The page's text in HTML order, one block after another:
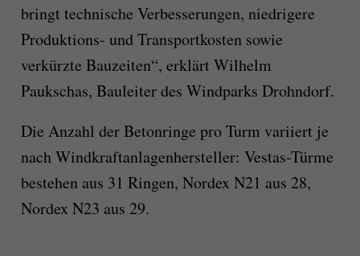
bringt technische Verbesserungen, niedrigere
Produktions- und Transportkosten sowie
verkürzte Bauzeiten“, erklärt Wilhelm
Paukschas, Bauleiter des Windparks Drohndorf.
Die Anzahl der Betonringe pro Turm variiert je
nach Windkraftanlagenhersteller: Vestas-Türme
bestehen aus 31 Ringen, Nordex N21 aus 28,
Nordex N23 aus 29.